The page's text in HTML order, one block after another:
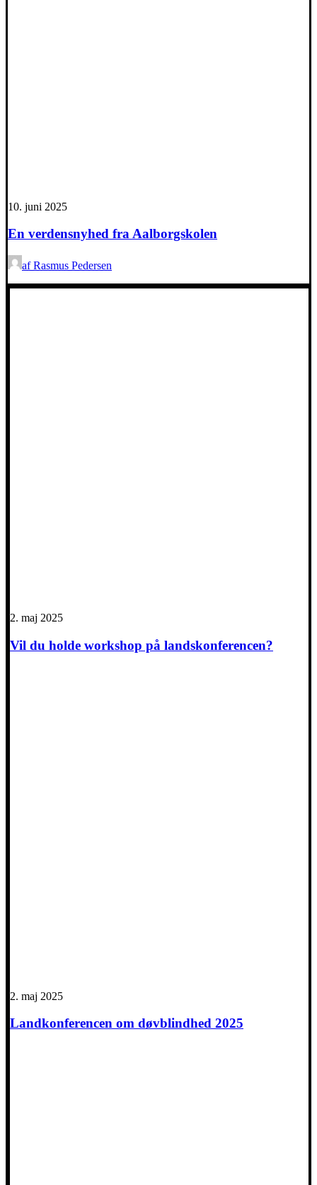
10. juni 2025
En verdensnyhed fra Aalborgskolen
af Rasmus Pedersen
2. maj 2025
Vil du holde workshop på landskonferencen?
2. maj 2025
Landkonferencen om døvblindhed 2025